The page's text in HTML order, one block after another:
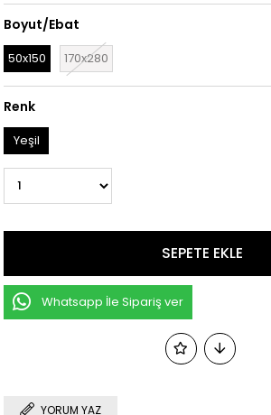
Boyut/Ebat
50x150 170x280
Renk
Yeşil
Whatsapp İle Sipariş ver
YORUM YAZ